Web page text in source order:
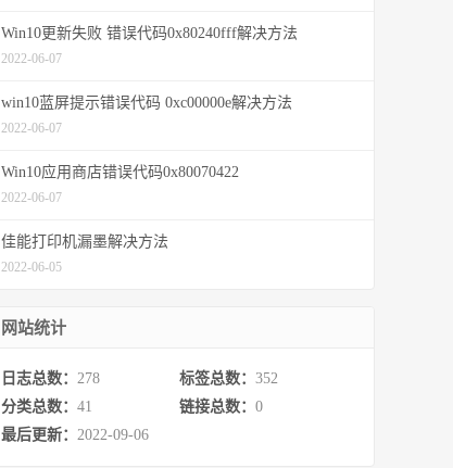
Win10更新失败 错误代码0x80240fff解决方法
2022-06-07
win10蓝屏提示错误代码 0xc00000e解决方法
2022-06-07
Win10应用商店错误代码0x80070422
2022-06-07
佳能打印机漏墨解决方法
2022-06-05
网站统计
日志总数： 278 标签总数： 352
分类总数： 41 链接总数： 0
最后更新： 2022-09-06